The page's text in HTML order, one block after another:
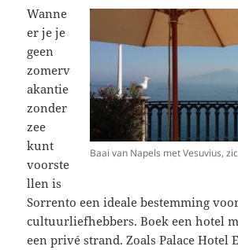
Baai van Napels met Vesuvius,
Wanne
er je je
geen
zomerv
akantie
zonder
zee
kunt
voorste
llen is
Sorrento een ideale bestemming
cultuurliefhebbers. Boek een hotel
een privé strand. Zoals Palace Hotel